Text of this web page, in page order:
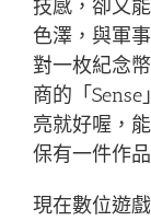
技感，卻又
色澤，與軍
對一枚紀念
商的「
亮就好喔，
保有一件作
現在數位遊